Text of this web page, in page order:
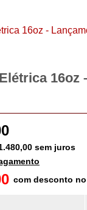
16oz
sem juros
com desconto